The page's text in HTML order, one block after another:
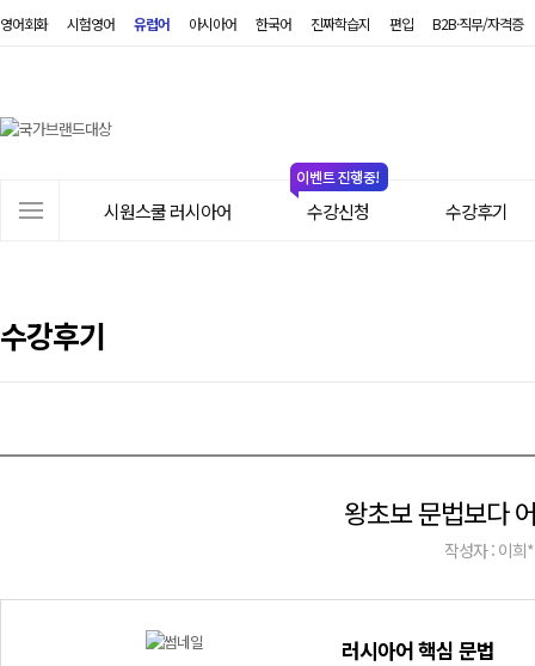
영어회화 시험영어 유럽어 아시아어 한국어 진짜학습지 편입 B2B·직무/자격증
시원스쿨 러시아어 수강신청 수강후기
수강후기
왕초보 문법보다
작성자 : 이희*
러시아어 핵심 문법